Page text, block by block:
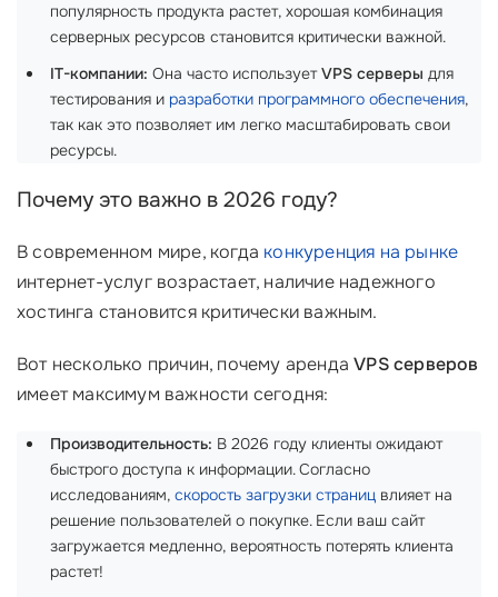
популярность продукта растет, хорошая комбинация
серверных ресурсов становится критически важной.
IT-компании: Она часто используетVPS серверы для
тестирования и разработки программного обеспечения,
так как это позволяет им легко масштабировать свои
ресурсы.
Почему это важно в 2026 году?
В современном мире, когда конкуренция на рынке
интернет-услуг возрастает, наличие надежного
хостинга становится критически важным.
Вот несколько причин, почему арендаVPS серверов
имеет максимум важности сегодня:
Производительность: В 2026 году клиенты ожидают
быстрого доступа к информации. Согласно
исследованиям, скорость загрузки страниц влияет на
решение пользователей о покупке. Если ваш сайт
загружается медленно, вероятность потерять клиента
растет!